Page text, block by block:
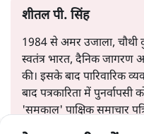
शीतल पी. सिंह
1984 से अमर उजाला, चौथी
स्वतंत्र भारत, दैनिक जागरण
की। इसके बाद पारिवारिक
बाद पत्रकारिता में
'समकाल' पाक्षिक समाचार
।